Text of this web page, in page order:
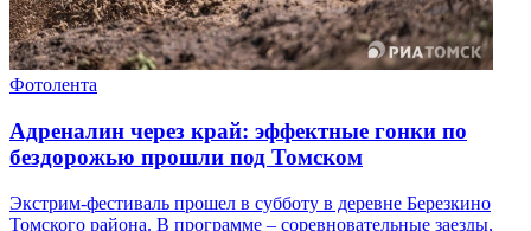
Фотолента
Адреналин через край: эффектные гонки по
бездорожью прошли под Томском
Экстрим-фестиваль прошел в субботу в деревне Березкино
Томского района. В программе – соревновательные заезды,